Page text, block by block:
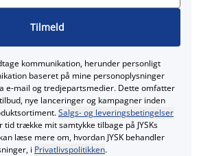
Tilmeld
kommunikation, herunder personligt
baseret på mine personoplysninger
e‑mail og tredjepartsmedier. Dette omfatter
nye lanceringer og kampagner inden
Salgs- og leveringsbetingelser
tid trække mit samtykke tilbage på JYSKs
læse mere om, hvordan JYSK behandler
i Privatlivspolitikken.